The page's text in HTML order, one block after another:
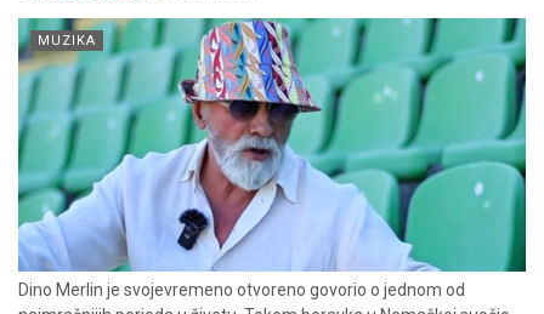
MUZIKA
Dino Merlin je svojevremeno otvoreno govorio o jednom od